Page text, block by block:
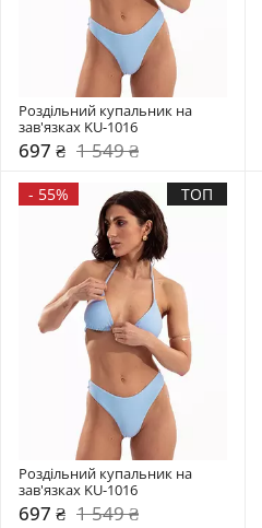
Роздільний купальник на
зав'язках KU-1016
697 ₴ 1 549 ₴
- 55% ТОП
Роздільний купальник на
зав'язках KU-1016
697 ₴ 1 549 ₴